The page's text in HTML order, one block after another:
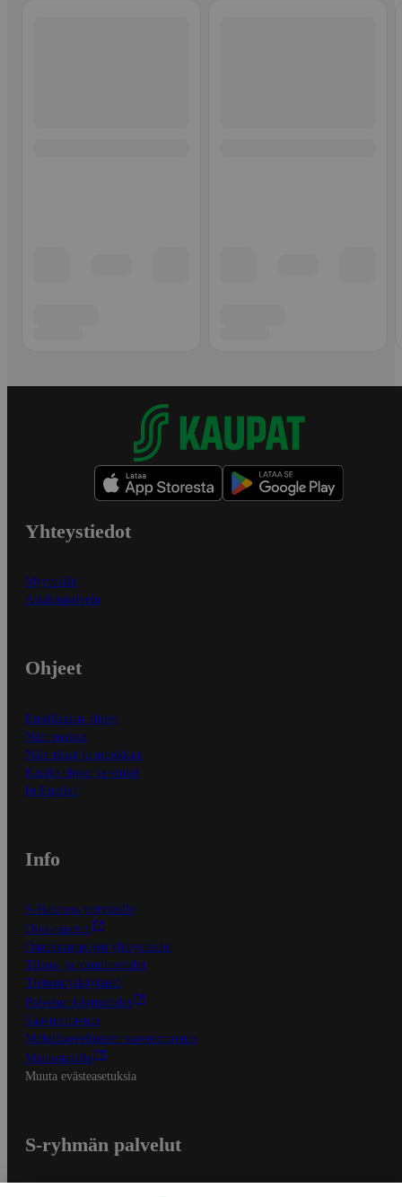
Yhteystiedot
Myymälät
Asiakaspalvelu
Ohjeet
Ensitilaajan ohjeet
Näin maksat
Näin tilaat ja muokkaat
Kaikki ohjeet ja vinkit
In English
Info
S-Business yrityksille
Oiva-raportit
Osuuskauppojen yhteystiedot
Tilaus- ja toimitusehdot
Tietosuojakäytäntö
Palvelun käyttöehdot
Saavutettavuus
Mobiilisovelluksen saavutettavuus
Mainostajalle
Muuta evästeasetuksia
S-ryhmän palvelut